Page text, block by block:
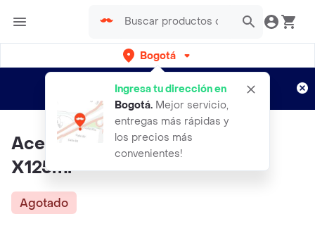
Bogotá
Ingresa tu dirección en
Bogotá. Mejor servicio,
entregas más rápidas y
los precios más
convenientes!
envíos gratis por semanas
Aplican TyC
Aceite Ambiental De Chicle
X125ml
Agotado